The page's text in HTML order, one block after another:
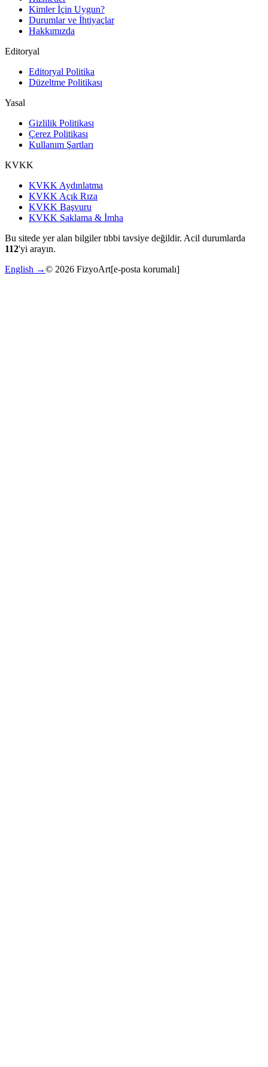
Kimler İçin Uygun?
Durumlar ve İhtiyaçlar
Hakkımızda
Editoryal
Editoryal Politika
Düzeltme Politikası
Yasal
Gizlilik Politikası
Çerez Politikası
Kullanım Şartları
KVKK
KVKK Aydınlatma
KVKK Açık Rıza
KVKK Başvuru
KVKK Saklama & İmha
Bu sitede yer alan bilgiler tıbbi tavsiye değildir. Acil durumlarda
112'yi arayın.
English →© 2026 FizyoArt[e-posta korumalı]